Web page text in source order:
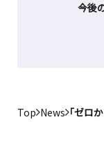
今後
Top News 「ゼロ